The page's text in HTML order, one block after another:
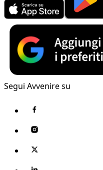
Segui Avvenire su